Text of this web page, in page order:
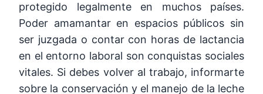
protegido legalmente en muchos países.
Poder amamantar en espacios públicos sin
ser juzgada o contar con horas de lactancia
en el entorno laboral son conquistas sociales
vitales. Si debes volver al trabajo, informarte
sobre la conservación y el manejo de la leche